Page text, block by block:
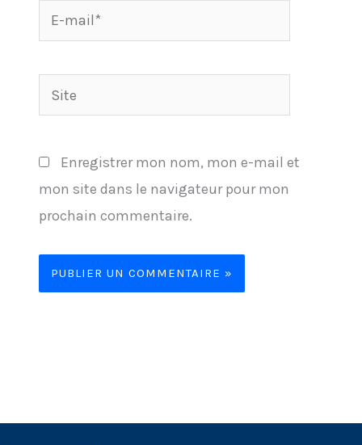
E-
mail*
Site
Enregistrer mon nom, mon e-mail et
mon site dans le navigateur pour mon
prochain commentaire.